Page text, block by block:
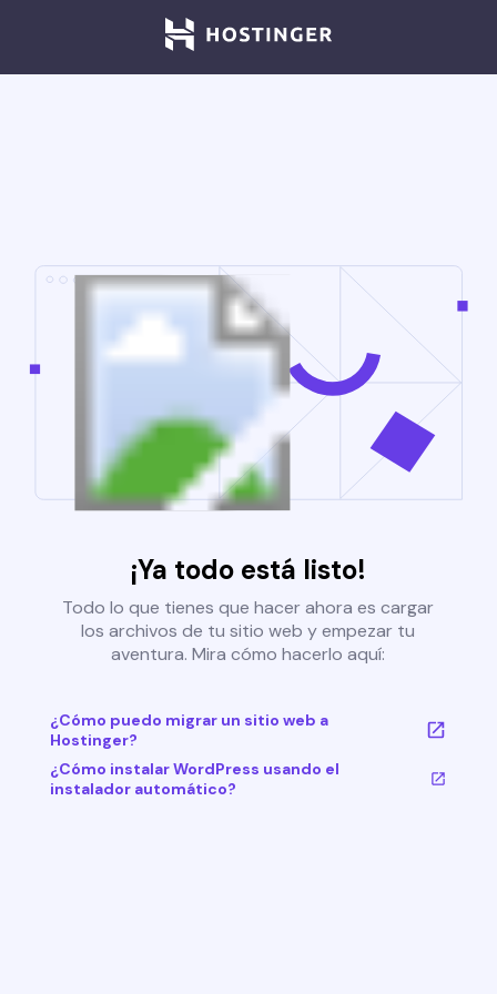
¡Ya todo está listo!
Todo lo que tienes que hacer ahora es cargar
los archivos de tu sitio web y empezar tu
aventura. Mira cómo hacerlo aquí:
¿Cómo puedo migrar un sitio web a
Hostinger?
¿Cómo instalar WordPress usando el
instalador automático?